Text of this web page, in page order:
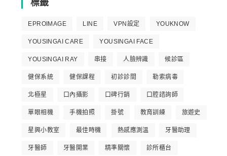
標籤
EPROIMAGE LINE VPN設定 YOUKNOW
YOUSINGAI CARE YOUSINGAI FACE
YOUSINGAI RAY 串接 人臉辨識 候診區
健保系統 健保課程 初診診間 勒索病毒
北極星 口內攝影 口碑行銷 口腔諮詢師
單眼相機 手機拍照 掛號 教育訓練 旅遊史
星興小教室 最佳時機 熱感應測溫 牙醫助理
牙醫師 牙醫開業 精準關懷 診所櫃台